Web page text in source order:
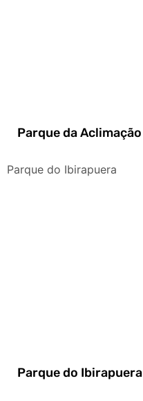
Parque da Aclimação
Parque do Ibirapuera
Parque do Ibirapuera